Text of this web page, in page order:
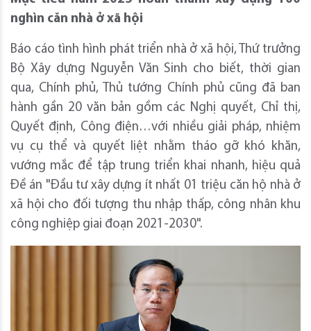
nghìn căn nhà ở xã hội
Báo cáo tình hình phát triển nhà ở xã hội, Thứ trưởng
Bộ Xây dựng Nguyễn Văn Sinh cho biết, thời gian
qua, Chính phủ, Thủ tướng Chính phủ cũng đã ban
hành gần 20 văn bản gồm các Nghị quyết, Chỉ thị,
Quyết định, Công điện…với nhiều giải pháp, nhiệm
vụ cụ thể và quyết liệt nhằm tháo gỡ khó khăn,
vướng mắc để tập trung triển khai nhanh, hiệu quả
Đề án "Đầu tư xây dựng ít nhất 01 triệu căn hộ nhà ở
xã hội cho đối tượng thu nhập thấp, công nhân khu
công nghiệp giai đoạn 2021-2030".